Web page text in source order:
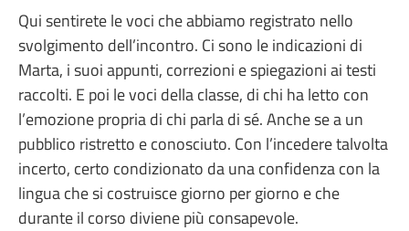
Qui sentirete le voci che abbiamo registrato nello
svolgimento dell’incontro. Ci sono le indicazioni di
Marta, i suoi appunti, correzioni e spiegazioni ai testi
raccolti. E poi le voci della classe, di chi ha letto con
l’emozione propria di chi parla di sé. Anche se a un
pubblico ristretto e conosciuto. Con l’incedere talvolta
incerto, certo condizionato da una confidenza con la
lingua che si costruisce giorno per giorno e che
durante il corso diviene più consapevole.